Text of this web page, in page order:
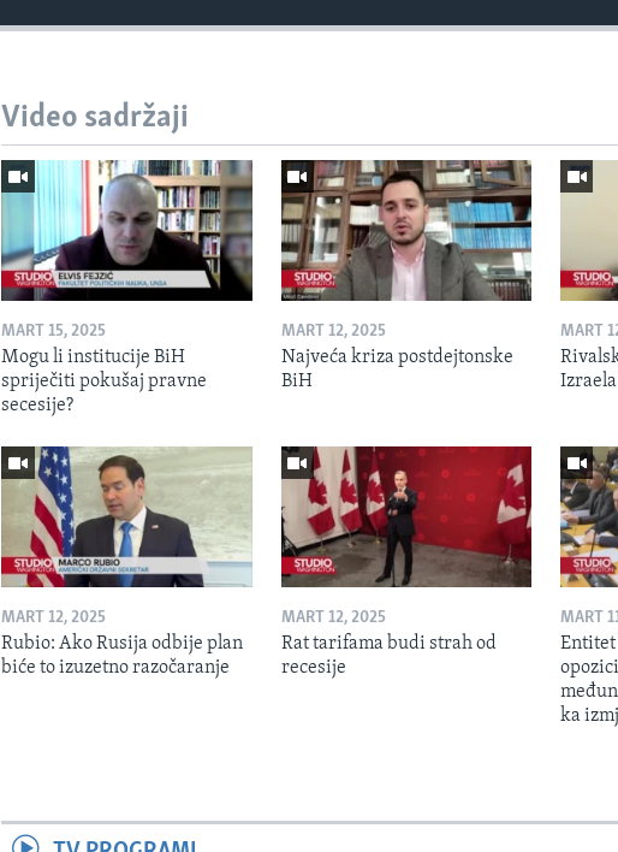
Video sadržaji
MART 15, 2025
Mogu li institucije BiH
spriječiti pokušaj pravne
secesije?
MART 12, 2025
Najveća kriza postdejtonske
BiH
MART
MART 12, 2025
Rubio: Ako Rusija odbije plan
biće to izuzetno razočaranje
MART 12, 2025
Rat tarifama budi strah od
recesije
MART
ka